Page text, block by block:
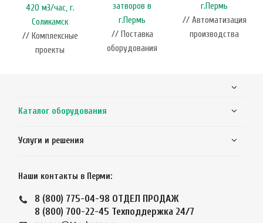
420 м3/час, г.
Соликамск
// Комплексные
проекты
затворов в
г.Пермь
// Поставка
оборудования
г.Пермь
// Автоматизация
производства
Каталог оборудования
Услуги и решения
Наши контакты в Перми:
8 (800) 775-04-98 ОТДЕЛ ПРОДАЖ
8 (800) 700-22-45 Техподдержка 24/7